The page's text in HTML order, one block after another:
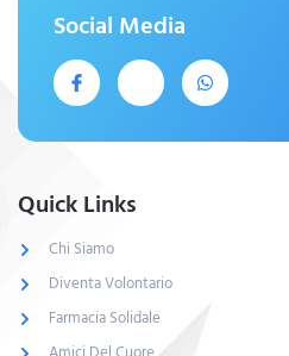
Social Media
Quick Links
Chi Siamo
Diventa Volontario
Farmacia Solidale